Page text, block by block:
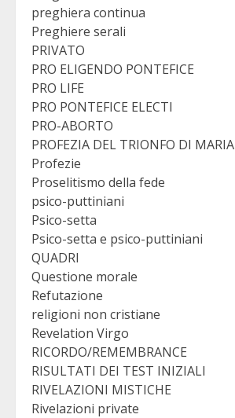
preghiera continua
Preghiere serali
PRIVATO
PRO ELIGENDO PONTEFICE
PRO LIFE
PRO PONTEFICE ELECTI
PRO-ABORTO
PROFEZIA DEL TRIONFO DI MARIA
Profezie
Proselitismo della fede
psico-puttiniani
Psico-setta
Psico-setta e psico-puttiniani
QUADRI
Questione morale
Refutazione
religioni non cristiane
Revelation Virgo
RICORDO/REMEMBRANCE
RISULTATI DEI TEST INIZIALI
RIVELAZIONI MISTICHE
Rivelazioni private